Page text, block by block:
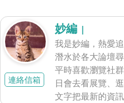
連絡信箱
妙編 |
我是妙編，熱愛
潛水於各大論壇
平時喜歡瀏覽社
日會去看展覽、
文字把最新的資